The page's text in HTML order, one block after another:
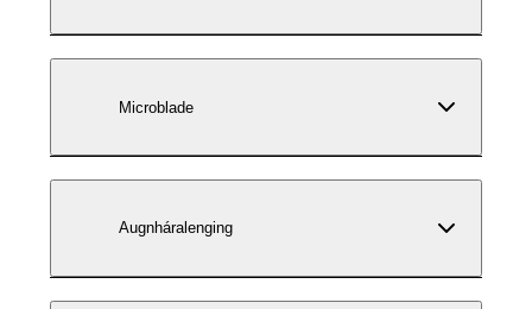
Microblade
Augnháralenging